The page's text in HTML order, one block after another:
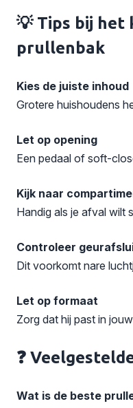
💡 Tips bij het
prullenbak
Kies de juiste inhoud
Grotere huishoudens
Let op opening
Een pedaal of soft-
Kijk naar
Handig als je afval wilt
Controleer
Dit voorkomt nare
Let op formaat
Zorg dat hij past in
❓
Wat is de beste